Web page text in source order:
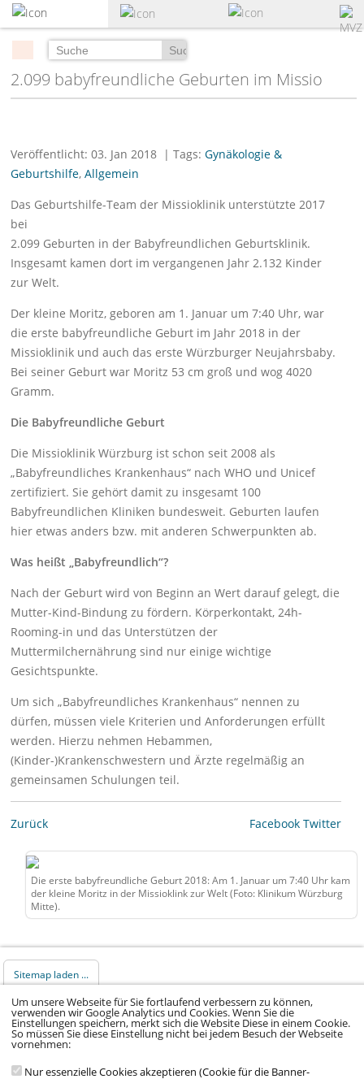
zum
Hauptinhalt
Suchen
2.099 babyfreundliche Geburten im Missio
Veröffentlicht: 03. Jan 2018 | Tags:Gynäkologie &
Geburtshilfe,Allgemein
Das Geburtshilfe-Team der Missioklinik unterstützte 2017
bei
2.099 Geburten in der Babyfreundlichen Geburtsklinik.
Insgesamt kamen dort im vergangenen Jahr 2.132 Kinder
zur Welt.
Der kleine Moritz, geboren am 1. Januar um 7:40 Uhr, war
die erste babyfreundliche Geburt im Jahr 2018 in der
Missioklinik und auch das erste Würzburger Neujahrsbaby.
Bei seiner Geburt war Moritz 53 cm groß und wog 4020
Gramm.
Die Babyfreundliche Geburt
Die Missioklinik Würzburg ist schon seit 2008 als
„Babyfreundliches Krankenhaus“ nach WHO und Unicef
zertifiziert. Sie gehört damit zu insgesamt 100
Babyfreundlichen Kliniken bundesweit. Geburten laufen
hier etwas anders bzw. mit anderen Schwerpunkten ab.
Was heißt „Babyfreundlich“?
Nach der Geburt wird von Beginn an Wert darauf gelegt, die
Mutter-Kind-Bindung zu fördern. Körperkontakt, 24h-
Rooming-in und das Unterstützen der
Muttermilchernährung sind nur einige wichtige
Gesichtspunkte.
Um sich „Babyfreundliches Krankenhaus“ nennen zu
dürfen, müssen viele Kriterien und Anforderungen erfüllt
werden. Hierzu nehmen Hebammen,
(Kinder-)Krankenschwestern und Ärzte regelmäßig an
gemeinsamen Schulungen teil.
Zurück Facebook Twitter
Die erste babyfreundliche Geburt 2018: Am 1. Januar um 7:40 Uhr kam
der kleine Moritz in der Missioklink zur Welt (Foto: Klinikum Würzburg
Mitte).
Sitemap laden ...
© 2026 Klinikum Würzburg Mitte gGmbH •
Impressum• Datenschutz•Datenschutz Social
Um unsere Webseite für Sie fortlaufend verbessern zu können,
verwenden wir Google Analytics und Cookies. Wenn Sie die
Einstellungen speichern, merkt sich die Website Diese in einem Cookie.
So müssen Sie diese Einstellung nicht bei jedem Besuch der Webseite
vornehmen:
Nur essenzielle Cookies akzeptieren (Cookie für die Banner-